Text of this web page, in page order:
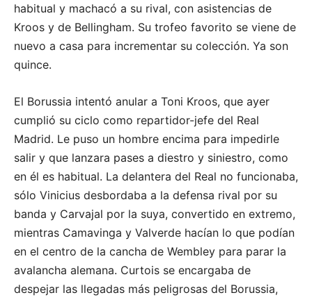
habitual y machacó a su rival, con asistencias de
Kroos y de Bellingham. Su trofeo favorito se viene de
nuevo a casa para incrementar su colección. Ya son
quince.
El Borussia intentó anular a Toni Kroos, que ayer
cumplió su ciclo como repartidor-jefe del Real
Madrid. Le puso un hombre encima para impedirle
salir y que lanzara pases a diestro y siniestro, como
en él es habitual. La delantera del Real no funcionaba,
sólo Vinicius desbordaba a la defensa rival por su
banda y Carvajal por la suya, convertido en extremo,
mientras Camavinga y Valverde hacían lo que podían
en el centro de la cancha de Wembley para parar la
avalancha alemana. Curtois se encargaba de
despejar las llegadas más peligrosas del Borussia,